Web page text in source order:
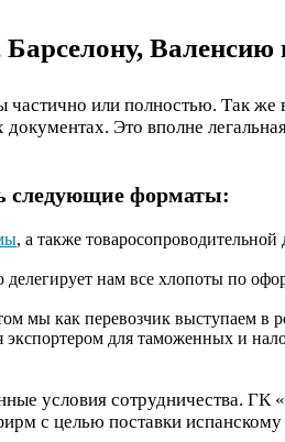
или полностью. Так
Это вполне
следующие форматы:
, а также
делегирует нам все хлопоты по
мы как перевозчик выступаем
для таможенных и
условия сотрудничества.
с целью поставки